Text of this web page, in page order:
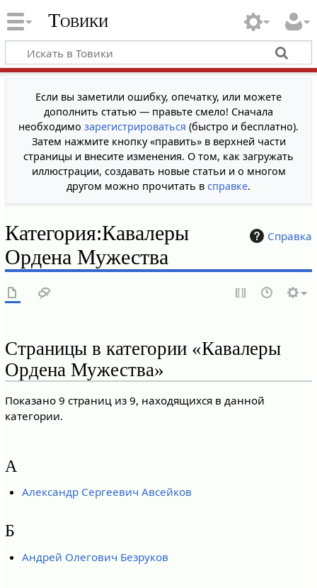
Товики
Если вы заметили ошибку, опечатку, или можете
дополнить статью — правьте смело! Сначала
необходимо зарегистрироваться (быстро и бесплатно).
Затем нажмите кнопку «править» в верхней части
страницы и внесите изменения. О том, как загружать
иллюстрации, создавать новые статьи и о многом
другом можно прочитать в справке.
Справка
Категория:Кавалеры
Ордена Мужества
Страницы в категории «Кавалеры
Ордена Мужества»
Показано 9 страниц из 9, находящихся в данной
категории.
А
Александр Сергеевич Авсейков
Б
Андрей Олегович Безруков